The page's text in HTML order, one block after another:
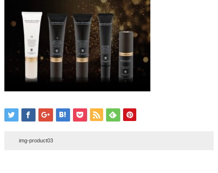
img-product03